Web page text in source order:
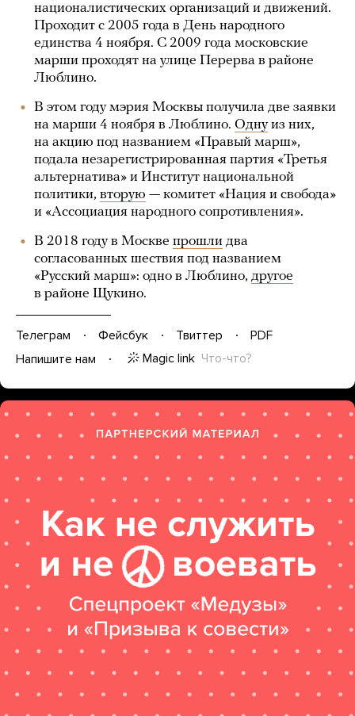
националистических организаций и движений.
Проходит с 2005 года в День народного
единства 4 ноября. С 2009 года московские
марши проходят на улице Перерва в районе
Люблино.
В этом году мэрия Москвы получила две заявки
на марши 4 ноября в Люблино. Однуиз них,
на акцию под названием «Правый марш»,
подала незарегистрированная партия «Третья
альтернатива» и Институт национальной
политики, вторую — комитет «Нация и свобода»
и «Ассоциация народного сопротивления».
В 2018 году в Москве прошли два
согласованных шествия под названием
«Русский марш»: одно в Люблино, другое
в районе Щукино.
Телеграм Фейсбук Твиттер
PDF
Напишите нам
Magic link Что-что?